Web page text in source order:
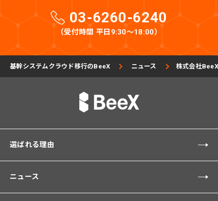
03-6260-6240
（受付時間 平日9:30〜18:00）
基幹システムクラウド移行のBeeX ニュース 株式会社
選ばれる理由
ニュース